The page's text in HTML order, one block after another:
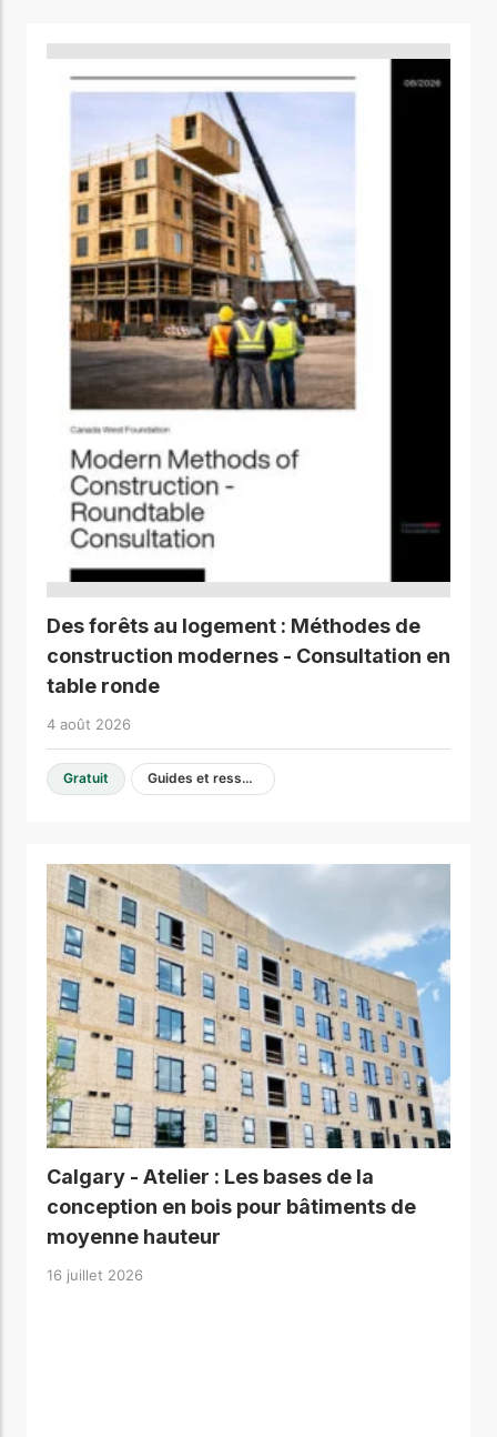
Des forêts au logement : Méthodes de
construction modernes - Consultation en
table ronde
4 août 2026
Gratuit Guides et ressources de conception
Calgary - Atelier : Les bases de la
conception en bois pour bâtiments de
moyenne hauteur
16 juillet 2026